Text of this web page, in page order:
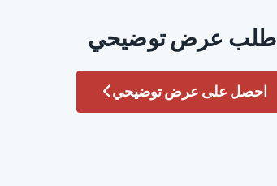
طلب عرض توضيحي
احصل على عرض توضيحي